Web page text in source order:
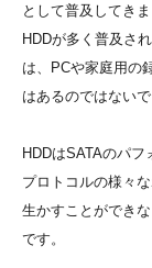
として普及してき
HDDが多く普及さ
は、PCや家庭用の
はあるのではないで
HDDはSATAのパ
プロトコルの様々
生かすことができ
です。